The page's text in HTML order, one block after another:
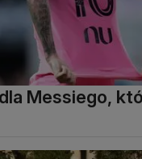
Messiego,